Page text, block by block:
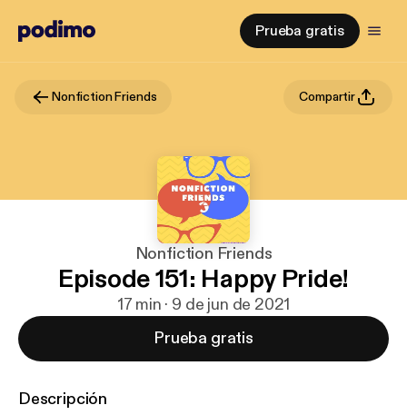
Prueba gratis
Nonfiction Friends Compartir
Nonfiction Friends
Episode 151: Happy Pride!
17 min · 9 de jun de 2021
Prueba gratis
Descripción